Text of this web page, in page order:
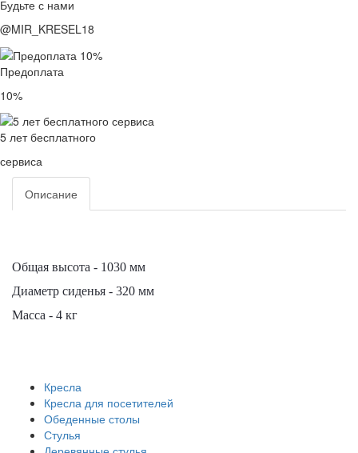
Будьте с нами
@MIR_KRESEL18
Предоплата
10%
5 лет бесплатного
сервиса
Описание
Общая высота - 1030 мм
Диаметр сиденья - 320 мм
Масса - 4 кг
Кресла
Кресла для посетителей
Обеденные столы
Стулья